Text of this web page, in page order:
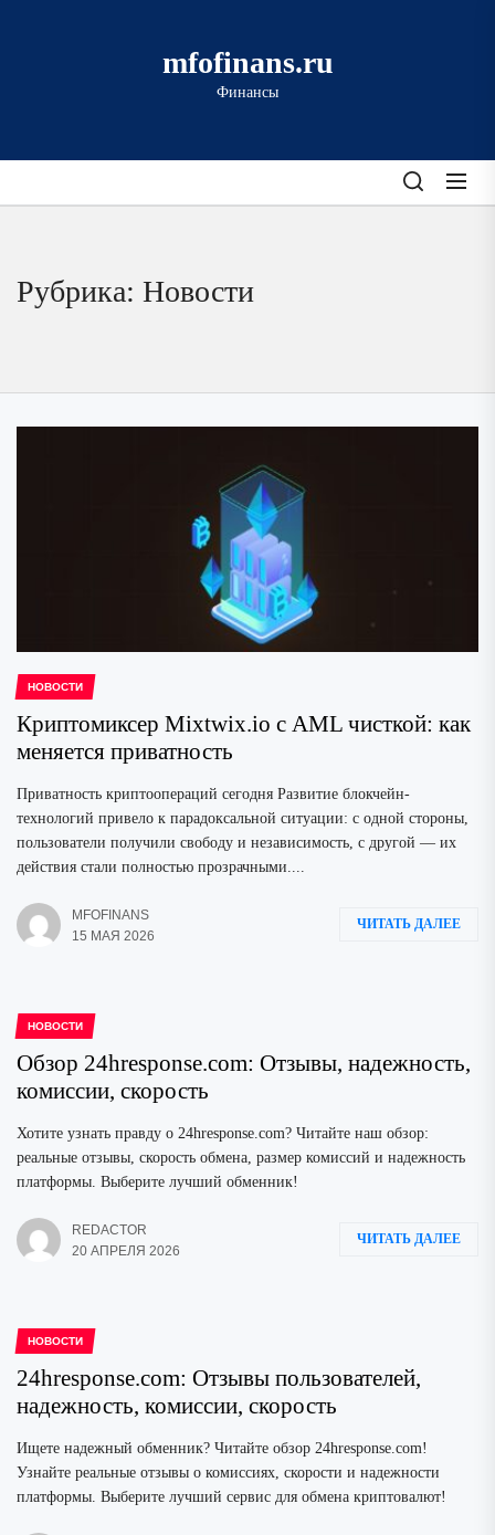
mfofinans.ru
Финансы
Рубрика: Новости
НОВОСТИ
Криптомиксер Mixtwix.io с AML чисткой: как
меняется приватность
Приватность криптоопераций сегодня Развитие блокчейн-
технологий привело к парадоксальной ситуации: с одной стороны,
пользователи получили свободу и независимость, с другой — их
действия стали полностью прозрачными....
MFOFINANS
15 МАЯ 2026
ЧИТАТЬ ДАЛЕЕ
НОВОСТИ
Обзор 24hresponse.com: Отзывы, надежность,
комиссии, скорость
Хотите узнать правду о 24hresponse.com? Читайте наш обзор:
реальные отзывы, скорость обмена, размер комиссий и надежность
платформы. Выберите лучший обменник!
REDACTOR
20 АПРЕЛЯ 2026
ЧИТАТЬ ДАЛЕЕ
НОВОСТИ
24hresponse.com: Отзывы пользователей,
надежность, комиссии, скорость
Ищете надежный обменник? Читайте обзор 24hresponse.com!
Узнайте реальные отзывы о комиссиях, скорости и надежности
платформы. Выберите лучший сервис для обмена криптовалют!